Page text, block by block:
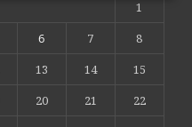
1
6 7
8
13 14
15
20 21
22